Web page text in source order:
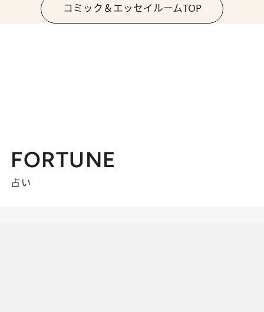
コミック＆エッセイルームTOP
FORTUNE
占い